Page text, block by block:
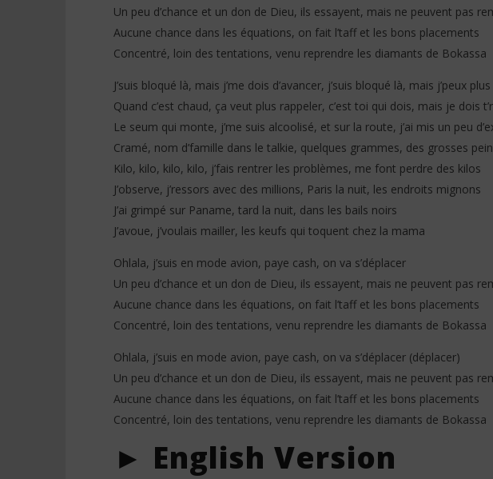
Un peu d’chance et un don de Dieu, ils essayent, mais ne peuvent pas
Aucune chance dans les équations, on fait l’taff et les bons placements
Concentré, loin des tentations, venu reprendre les diamants de Bokassa
J’suis bloqué là, mais j’me dois d’avancer, j’suis bloqué là, mais j’peux
Quand c’est chaud, ça veut plus rappeler, c’est toi qui dois, mais je dois
Le seum qui monte, j’me suis alcoolisé, et sur la route, j’ai mis un peu
Cramé, nom d’famille dans le talkie, quelques grammes, des grosses
Kilo, kilo, kilo, kilo, j’fais rentrer les problèmes, me font perdre des kilos
J’observe, j’ressors avec des millions, Paris la nuit, les endroits mignons
J’ai grimpé sur Paname, tard la nuit, dans les bails noirs
J’avoue, j’voulais mailler, les keufs qui toquent chez la mama
Ohlala, j’suis en mode avion, paye cash, on va s’déplacer
Un peu d’chance et un don de Dieu, ils essayent, mais ne peuvent pas
Aucune chance dans les équations, on fait l’taff et les bons placements
Concentré, loin des tentations, venu reprendre les diamants de Bokassa
Ohlala, j’suis en mode avion, paye cash, on va s’déplacer (déplacer)
Un peu d’chance et un don de Dieu, ils essayent, mais ne peuvent pas
Aucune chance dans les équations, on fait l’taff et les bons placements
Concentré, loin des tentations, venu reprendre les diamants de Bokassa
► English Version